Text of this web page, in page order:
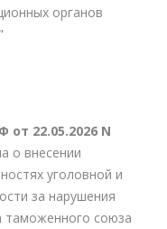
органов
22.05.2026 N
о внесении
уголовной и
за нарушения
таможенного союза